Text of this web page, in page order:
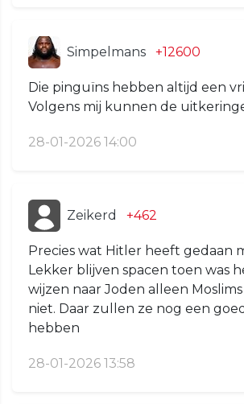
Simpelmans +12600
Die pinguïns hebben altijd een
Volgens mij kunnen de
28-01-2026 14:00
Zeikerd +462
Precies wat Hitler heeft gedaan
Lekker blijven spacen toen was
wijzen naar Joden alleen
niet. Daar zullen ze nog een
hebben
28-01-2026 13:58